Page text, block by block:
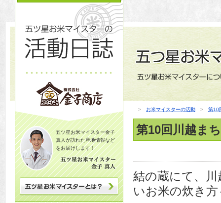
五ツ星お米マイスター金子
真人が訪れた産地情報など
をお届けします！
> お米マイスターの活動 > 第10
第10回川越ま
結の蔵にて、
いお米の炊き